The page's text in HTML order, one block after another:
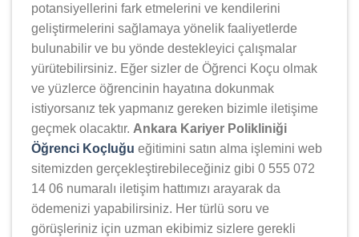
potansiyellerini fark etmelerini ve kendilerini
geliştirmelerini sağlamaya yönelik faaliyetlerde
bulunabilir ve bu yönde destekleyici çalışmalar
yürütebilirsiniz. Eğer sizler de Öğrenci Koçu olmak
ve yüzlerce öğrencinin hayatına dokunmak
istiyorsanız tek yapmanız gereken bizimle iletişime
geçmek olacaktır. Ankara Kariyer Polikliniği
Öğrenci Koçluğu eğitimini satın alma işlemini web
sitemizden gerçekleştirebileceğiniz gibi 0 555 072
14 06 numaralı iletişim hattımızı arayarak da
ödemenizi yapabilirsiniz. Her türlü soru ve
görüşleriniz için uzman ekibimiz sizlere gerekli